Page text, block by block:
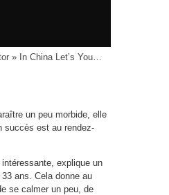
» In China Let’s You…
un peu morbide, elle
succès est au rendez-
intéressante, explique un
ans. Cela donne au
se calmer un peu, de